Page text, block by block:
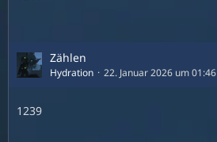
Zählen
Hydration 22. Januar 2026 um 01:46
1239